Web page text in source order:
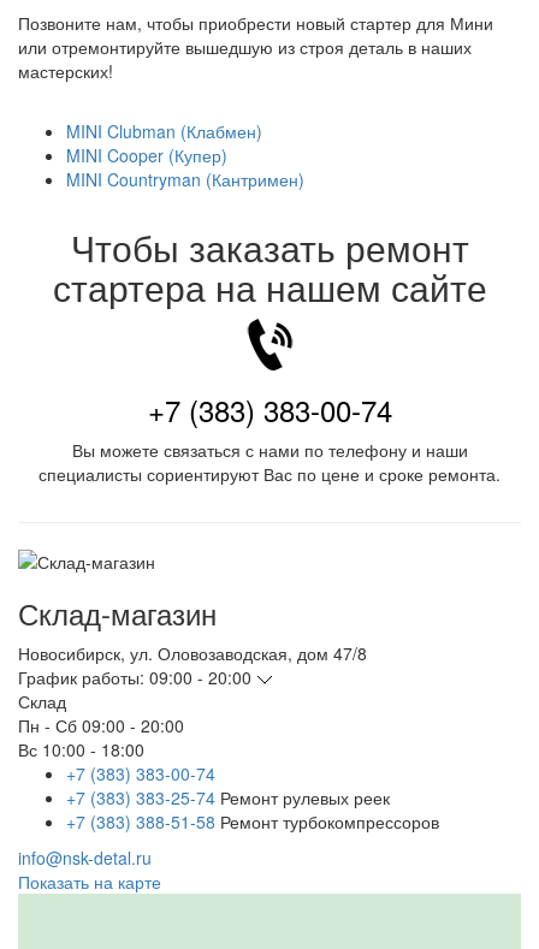
Позвоните нам, чтобы приобрести новый стартер для Мини
или отремонтируйте вышедшую из строя деталь в наших
мастерских!
MINI Clubman (Клабмен)
MINI Cooper (Купер)
MINI Countryman (Кантримен)
Чтобы заказать ремонт
стартера на нашем сайте
+7 (383) 383-00-74
Вы можете связаться с нами по телефону и наши
специалисты сориентируют Вас по цене и сроке ремонта.
Склад-магазин
Новосибирск, ул. Оловозаводская, дом 47/8
График работы: 09:00 - 20:00
Склад
Пн - Сб 09:00 - 20:00
Вс 10:00 - 18:00
+7 (383) 383-00-74
+7 (383) 383-25-74 Ремонт рулевых реек
+7 (383) 388-51-58 Ремонт турбокомпрессоров
info@nsk-detal.ru
Показать на карте